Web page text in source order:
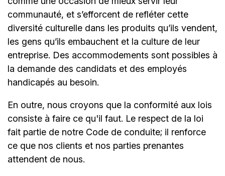
communauté, et s’efforcent de refléter cette
diversité culturelle dans les produits qu’ils vendent,
les gens qu’ils embauchent et la culture de leur
entreprise. Des accommodements sont possibles à
la demande des candidats et des employés
handicapés au besoin.
En outre, nous croyons que la conformité aux lois
consiste à faire ce qu'il faut. Le respect de la loi
fait partie de notre Code de conduite; il renforce
ce que nos clients et nos parties prenantes
attendent de nous.